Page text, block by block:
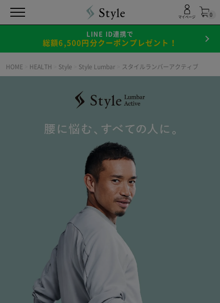
0
マイページ
LINE ID連携で
総額6,500円分クーポンプレゼント！
HOME HEALTH Style Style Lumbar スタイルランバーアクティブ